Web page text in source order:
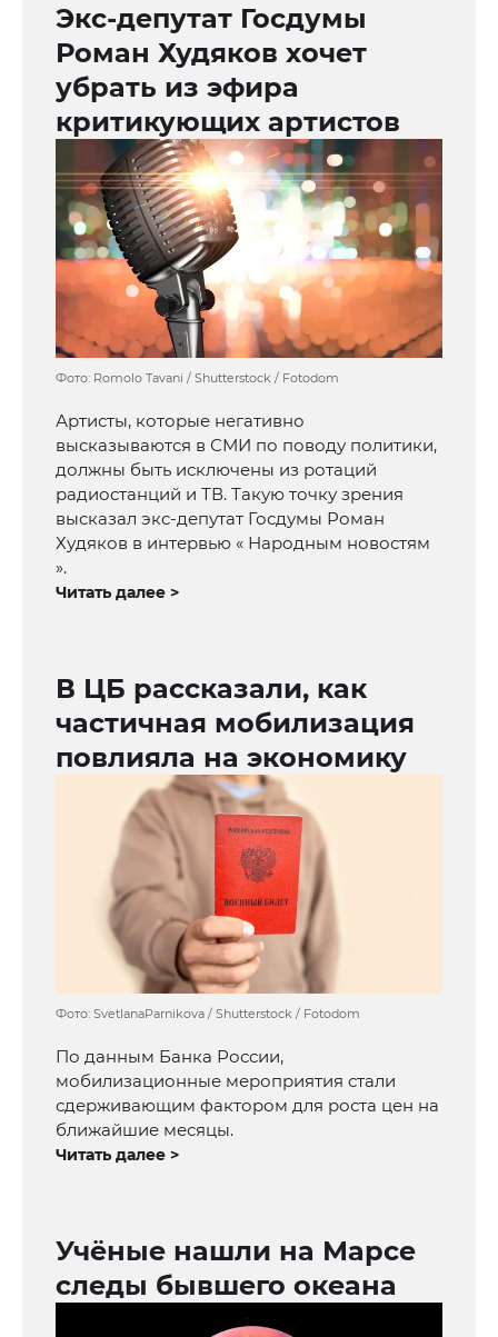
Экс-депутат Госдумы
Роман Худяков хочет
убрать из эфира
критикующих артистов
Фото: Romolo Tavani / Shutterstock / Fotodom
Артисты, которые негативно
высказываются в СМИ по поводу политики,
должны быть исключены из ротаций
радиостанций и ТВ. Такую точку зрения
высказал экс-депутат Госдумы Роман
Худяков в интервью « Народным новостям
».
Читать далее >
В ЦБ рассказали, как
частичная мобилизация
повлияла на экономику
Фото: SvetlanaParnikova / Shutterstock / Fotodom
По данным Банка России,
мобилизационные мероприятия стали
сдерживающим фактором для роста цен на
ближайшие месяцы.
Читать далее >
Учёные нашли на Марсе
следы бывшего океана